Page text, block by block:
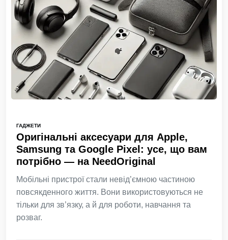
ГАДЖЕТИ
Оригінальні аксесуари для Apple,
Samsung та Google Pixel: усе, що вам
потрібно — на NeedOriginal
Мобільні пристрої стали невід’ємною частиною
повсякденного життя. Вони використовуються не
тільки для зв’язку, а й для роботи, навчання та
розваг.